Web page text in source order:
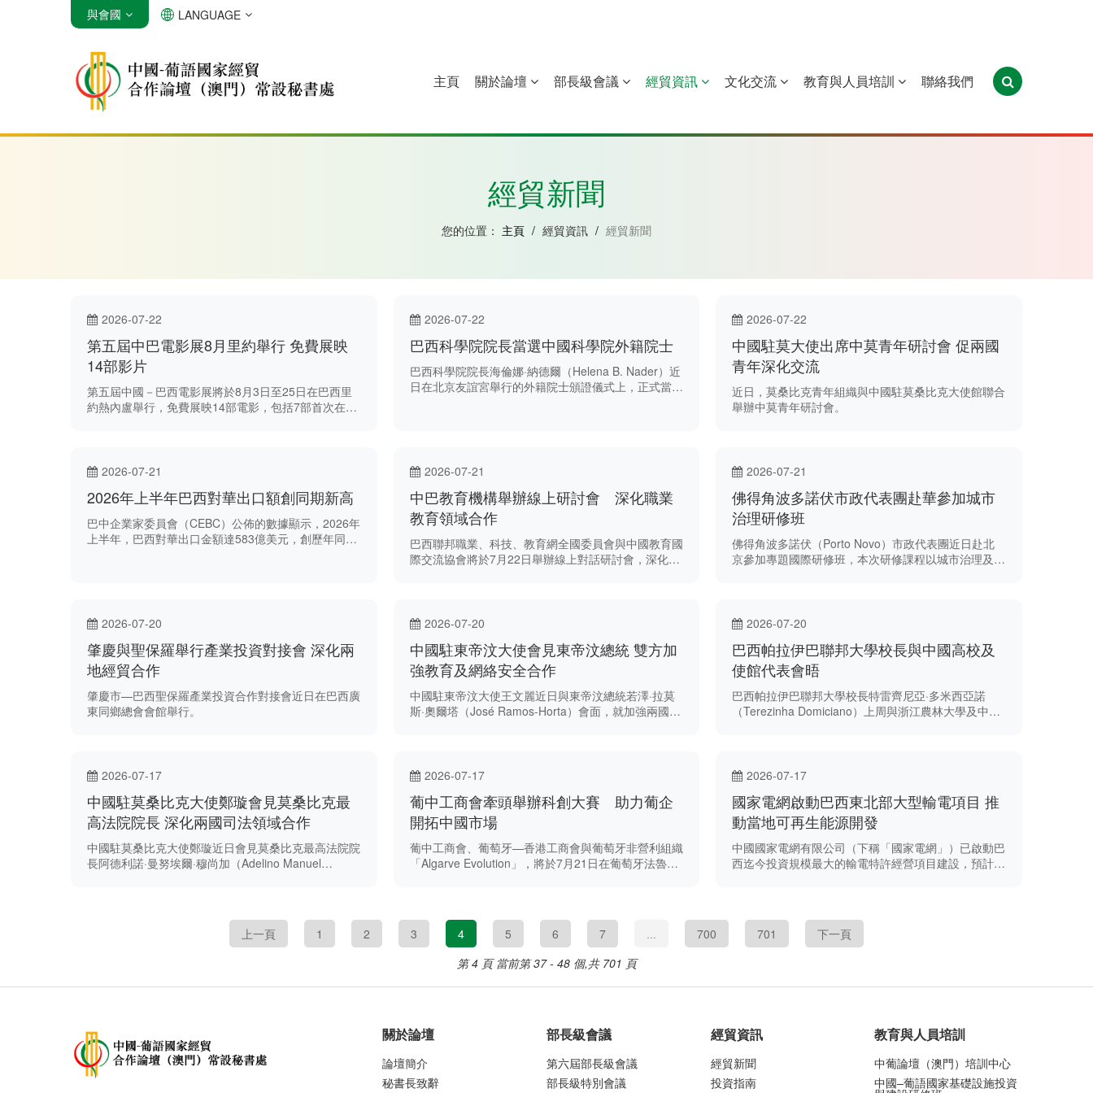
安哥拉 巴西 佛得角 幾內亞比紹 赤道幾內亞 莫桑比克 葡萄牙 聖多美和普林西比 東帝汶
與會國 LANGUAGE
主頁 關於論壇 部長級會議 經貿資訊 文化交流 教育與人員培訓 聯絡我們
經貿新聞
您的位置： 主頁 / 經貿資訊 / 經貿新聞
2026-07-22
第五屆中巴電影展8月里約舉行 免費展映
14部影片
第五屆中國－巴西電影展將於8月3日至25日在巴西里
約熱內盧舉行，免費展映14部電影，包括7部首次在巴
2026-07-22
巴西科學院院長當選中國科學院外籍院士
巴西科學院院長海倫娜·納德爾（Helena B. Nader）近
日在北京友誼宮舉行的外籍院士頒證儀式上，正式當選
2026-07-22
中國駐莫大使出席中莫青年研討會 促兩國
青年深化交流
近日，莫桑比克青年組織與中國駐莫桑比克大使館聯合
舉辦中莫青年研討會。
2026-07-21
2026年上半年巴西對華出口額創同期新高
巴中企業家委員會（CEBC）公佈的數據顯示，2026年
上半年，巴西對華出口金額達583億美元，創歷年同期
2026-07-21
中巴教育機構舉辦線上研討會 深化職業
教育領域合作
巴西聯邦職業、科技、教育網全國委員會與中國教育國
際交流協會將於7月22日舉辦線上對話研討會，深化雙
2026-07-21
佛得角波多諾伏市政代表團赴華參加城市
治理研修班
佛得角波多諾伏（Porto Novo）市政代表團近日赴北
京參加專題國際研修班，本次研修課程以城市治理及中
2026-07-20
肇慶與聖保羅舉行產業投資對接會 深化兩
地經貿合作
肇慶市—巴西聖保羅產業投資合作對接會近日在巴西廣
東同鄉總會會館舉行。
2026-07-20
中國駐東帝汶大使會見東帝汶總統 雙方加
強教育及網絡安全合作
中國駐東帝汶大使王文麗近日與東帝汶總統若澤·拉莫
斯·奧爾塔（José Ramos-Horta）會面，就加強兩國在
2026-07-20
巴西帕拉伊巴聯邦大學校長與中國高校及
使館代表會晤
巴西帕拉伊巴聯邦大學校長特雷齊尼亞·多米西亞諾
（Terezinha Domiciano）上周與浙江農林大學及中國
2026-07-17
中國駐莫桑比克大使鄭璇會見莫桑比克最
高法院院長 深化兩國司法領域合作
中國駐莫桑比克大使鄭璇近日會見莫桑比克最高法院院
長阿德利諾·曼努埃爾·穆尚加（Adelino Manuel
2026-07-17
葡中工商會牽頭舉辦科創大賽 助力葡企
開拓中國市場
葡中工商會、葡萄牙—香港工商會與葡萄牙非營利組織
「Algarve Evolution」，將於7月21日在葡萄牙法魯聯
2026-07-17
國家電網啟動巴西東北部大型輸電項目 推
動當地可再生能源開發
中國國家電網有限公司（下稱「國家電網」）已啟動巴
西迄今投資規模最大的輸電特許經營項目建設，預計投
上一頁 1 2 3 4 5 6 7 ... 700 701
下一頁
第 4 頁 當前第 37 - 48 個,共 701 頁
關於論壇
論壇簡介
秘書長致辭
部長級會議
第六屆部長級會議
部長級特別會議
經貿資訊
經貿新聞
投資指南
教育與人員培訓
中葡論壇（澳門）培訓中心
中國–葡語國家基礎設施投資